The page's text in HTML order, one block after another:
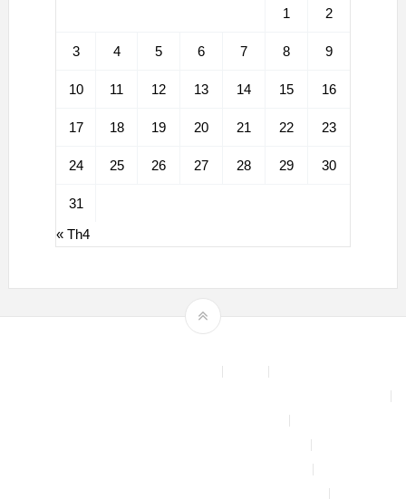
1 2
3 4 5 6 7 8 9
10 11 12 13 14 15 16
17 18 19 20 21 22 23
24 25 26 27 28 29 30
31
« Th4